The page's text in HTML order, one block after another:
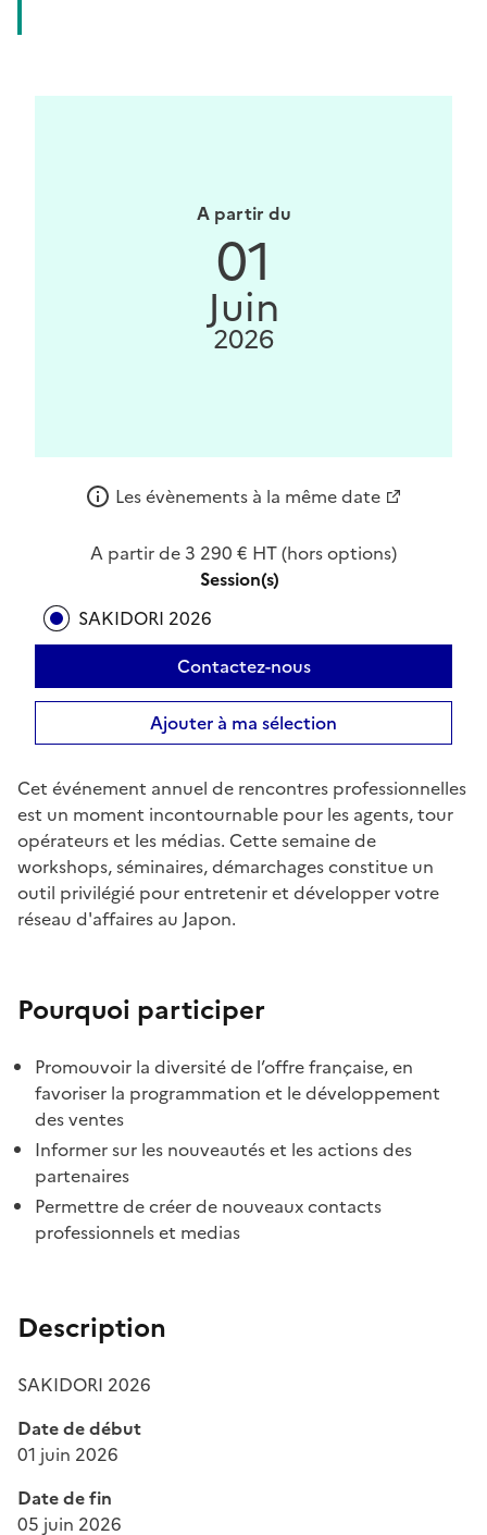
A partir du
01
Juin
2026
Les évènements à la même date
A partir de 3 290 € HT (hors options)
Session(s)
SAKIDORI 2026
Contactez-nous
Ajouter à ma sélection
Cet événement annuel de rencontres professionnelles
est un moment incontournable pour les agents, tour
opérateurs et les médias. Cette semaine de
workshops, séminaires, démarchages constitue un
outil privilégié pour entretenir et développer votre
réseau d'affaires au Japon.
Pourquoi participer
Promouvoir la diversité de l’offre française, en
favoriser la programmation et le développement
des ventes
Informer sur les nouveautés et les actions des
partenaires
Permettre de créer de nouveaux contacts
professionnels et medias
Description
SAKIDORI 2026
Date de début
01 juin 2026
Date de fin
05 juin 2026